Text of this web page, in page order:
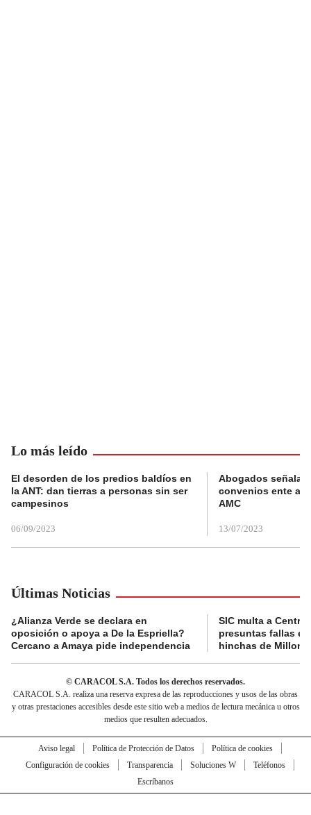
Lo más leído
El desorden de los predios baldíos en
la ANT: dan tierras a personas sin ser
campesinos
06/09/2023
Abogados
convenios ente
AMC
13/07/2023
Últimas Noticias
¿Alianza Verde se declara en
oposición o apoya a De la Espriella?
Cercano a Amaya pide independencia
SIC multa a
presuntas fallas
hinchas de
© CARACOL S.A. Todos los derechos reservados.
CARACOL S.A. realiza una reserva expresa de las reproducciones y usos de las obras
y otras prestaciones accesibles desde este sitio web a medios de lectura mecánica u otros
medios que resulten adecuados.
Aviso legal Política de Protección de Datos
Política de cookies
Configuración de cookies
Transparencia Soluciones W
Teléfonos
Escríbanos